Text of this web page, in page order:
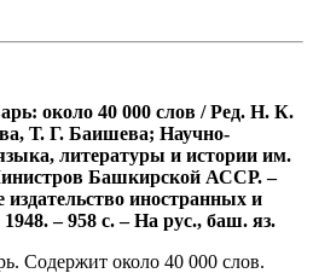
около 40 000 слов / Ред. Н. К.
Т. Г. Баишева; Научно-
литературы и истории им.
Башкирской АССР. –
издательство иностранных и
– 958 с. – На рус., баш. яз.
Содержит около 40 000 слов.